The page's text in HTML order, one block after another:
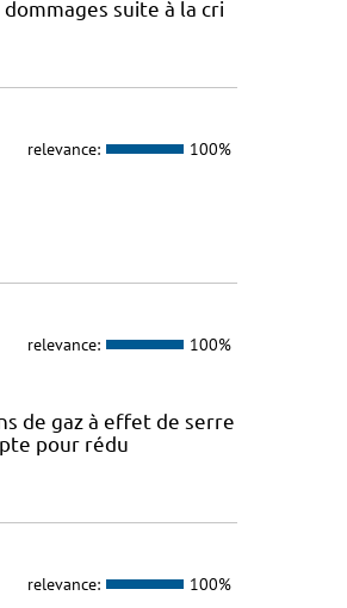
suite à la cri
relevance: 100%
relevance: 100%
de gaz à effet de serre
pour rédu
relevance: 100%